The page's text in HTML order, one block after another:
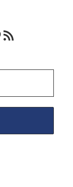
Flux RSS